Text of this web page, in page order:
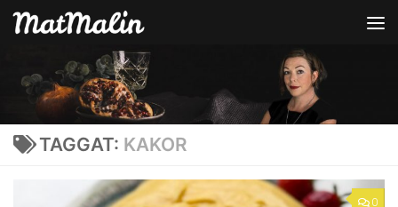
Hoppa till innehåll
TAGGAT: KAKOR
0